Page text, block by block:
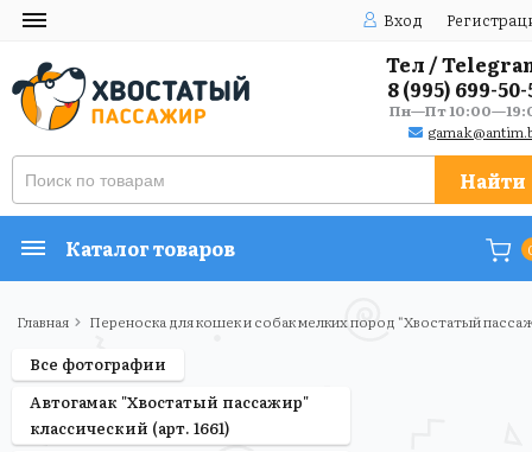
Вход
Тел /
8 (995) 699-50-
Пн—Пт
Найти
Каталог товаров
Главная Переноска для кошек и собак мелких пород "Хвостатый
Все фотографии
Автогамак "Хвостатый пассажир"
классический (арт. 1661)